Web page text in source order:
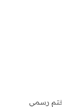
ختم رسمي